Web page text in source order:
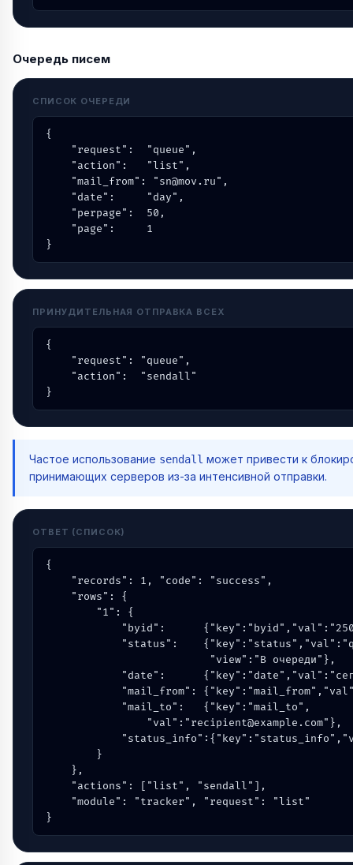
Очередь писем
СПИСОК ОЧЕРЕДИ
{
    "request":  "queue",
    "action":   "list",
    "mail_from": "sn@mov.ru",
    "date":     "day",
    "perpage":  50,
    "page":     1
}
ПРИНУДИТЕЛЬНАЯ ОТПРАВКА ВСЕХ
{
    "request": "queue",
    "action":  "sendall"
}
Частое использование sendall может привести к
принимающих серверов из-за интенсивной отправки.
ОТВЕТ (СПИСОК)
{
    "records": 1, "code": "success",
    "rows": {
        "1": {
"byid":
"status":
                          "view":"В очереди"},
"date":
"mail_from":
            "mail_to":   {"key":"mail_to",
                "val":"recipient@example.com"},
        }
    },
    "actions": ["list", "sendall"],
    "module": "tracker", "request": "list"
}